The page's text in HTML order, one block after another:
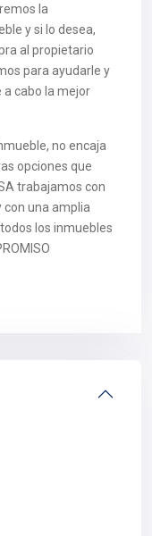
la
y si lo desea,
al propietario
para ayudarle y
a cabo la mejor
no encaja
opciones que
trabajamos con
con una amplia
los inmuebles